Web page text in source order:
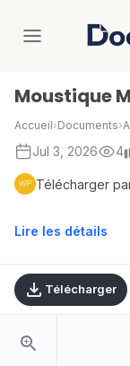
Moustique
Accueil›Documents›
Jul 3, 2026 4
Télécharger
Lire les détails
Télécharger